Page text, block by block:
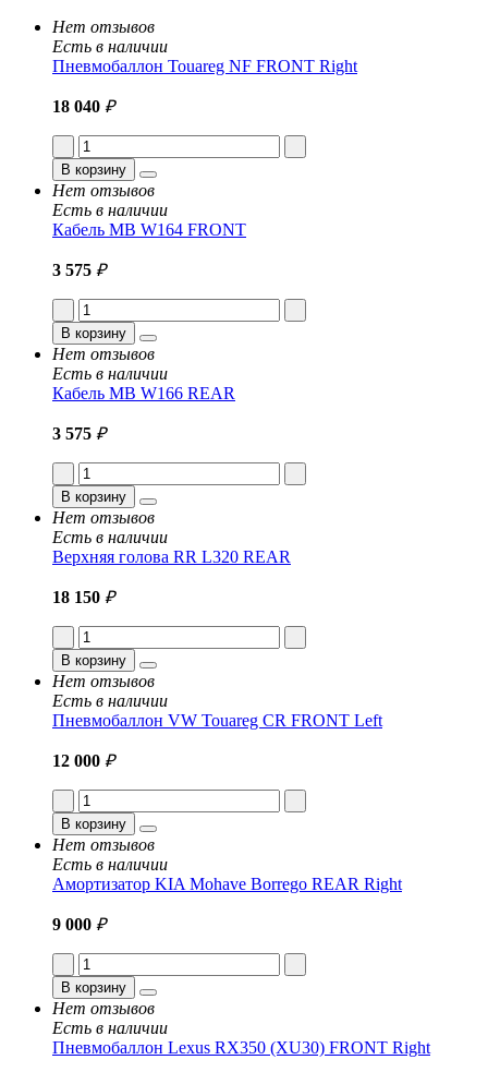
Нет отзывов
Есть в наличии
Пневмобаллон Touareg NF FRONT Right
18 040 ₽
В корзину
Нет отзывов
Есть в наличии
Кабель MB W164 FRONT
3 575 ₽
В корзину
Нет отзывов
Есть в наличии
Кабель MB W166 REAR
3 575 ₽
В корзину
Нет отзывов
Есть в наличии
Верхняя голова RR L320 REAR
18 150 ₽
В корзину
Нет отзывов
Есть в наличии
Пневмобаллон VW Touareg CR FRONT Left
12 000 ₽
В корзину
Нет отзывов
Есть в наличии
Амортизатор KIA Mohave Borrego REAR Right
9 000 ₽
В корзину
Нет отзывов
Есть в наличии
Пневмобаллон Lexus RX350 (XU30) FRONT Right